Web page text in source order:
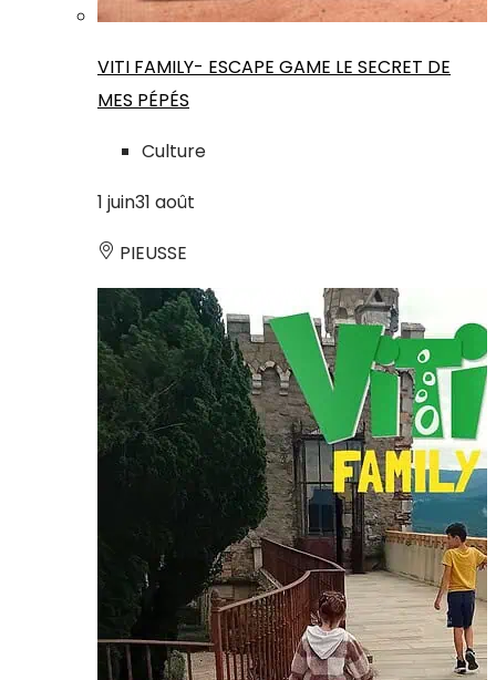
VITI FAMILY- ESCAPE GAME LE SECRET DE
MES PÉPÉS
Culture
1 juin31 août
PIEUSSE